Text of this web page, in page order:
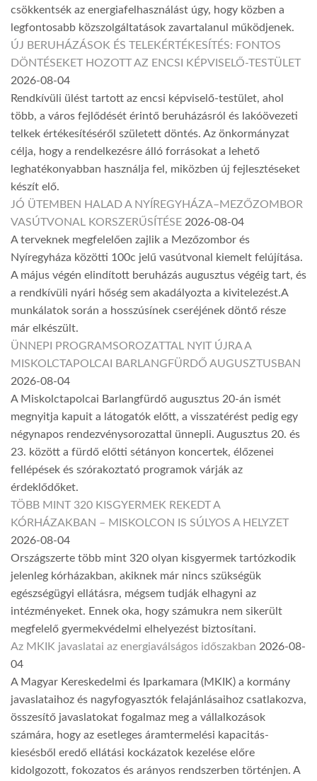
csökkentsék az energiafelhasználást úgy, hogy közben a
legfontosabb közszolgáltatások zavartalanul működjenek.
ÚJ BERUHÁZÁSOK ÉS TELEKÉRTÉKESÍTÉS: FONTOS
DÖNTÉSEKET HOZOTT AZ ENCSI KÉPVISELŐ-TESTÜLET
2026-08-04
Rendkívüli ülést tartott az encsi képviselő-testület, ahol
több, a város fejlődését érintő beruházásról és lakóövezeti
telkek értékesítéséről született döntés. Az önkormányzat
célja, hogy a rendelkezésre álló forrásokat a lehető
leghatékonyabban használja fel, miközben új fejlesztéseket
készít elő.
JÓ ÜTEMBEN HALAD A NYÍREGYHÁZA–MEZŐZOMBOR
VASÚTVONAL KORSZERŰSÍTÉSE 2026-08-04
A terveknek megfelelően zajlik a Mezőzombor és
Nyíregyháza közötti 100c jelű vasútvonal kiemelt felújítása.
A május végén elindított beruházás augusztus végéig tart, és
a rendkívüli nyári hőség sem akadályozta a kivitelezést.A
munkálatok során a hosszúsínek cseréjének döntő része
már elkészült.
ÜNNEPI PROGRAMSOROZATTAL NYIT ÚJRA A
MISKOLCTAPOLCAI BARLANGFÜRDŐ AUGUSZTUSBAN
2026-08-04
A Miskolctapolcai Barlangfürdő augusztus 20-án ismét
megnyitja kapuit a látogatók előtt, a visszatérést pedig egy
négynapos rendezvénysorozattal ünnepli. Augusztus 20. és
23. között a fürdő előtti sétányon koncertek, élőzenei
fellépések és szórakoztató programok várják az
érdeklődőket.
TÖBB MINT 320 KISGYERMEK REKEDT A
KÓRHÁZAKBAN – MISKOLCON IS SÚLYOS A HELYZET
2026-08-04
Országszerte több mint 320 olyan kisgyermek tartózkodik
jelenleg kórházakban, akiknek már nincs szükségük
egészségügyi ellátásra, mégsem tudják elhagyni az
intézményeket. Ennek oka, hogy számukra nem sikerült
megfelelő gyermekvédelmi elhelyezést biztosítani.
Az MKIK javaslatai az energiaválságos időszakban 2026-08-
04
A Magyar Kereskedelmi és Iparkamara (MKIK) a kormány
javaslataihoz és nagyfogyasztók felajánlásaihoz csatlakozva,
összesítő javaslatokat fogalmaz meg a vállalkozások
számára, hogy az esetleges áramtermelési kapacitás-
kiesésből eredő ellátási kockázatok kezelése előre
kidolgozott, fokozatos és arányos rendszerben történjen. A